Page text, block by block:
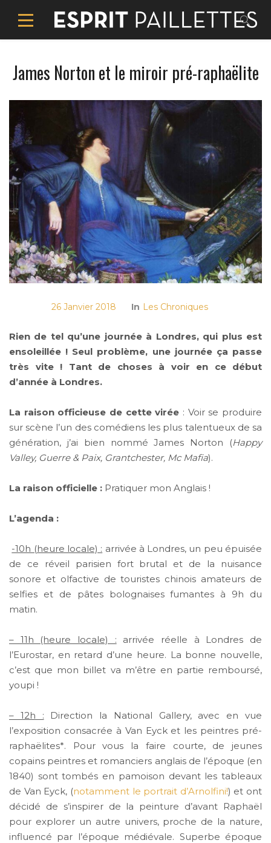
James Norton et le miroir pré-raphaëlite
26 Janvier 2018 In Les Chroniques
Rien de tel qu’une journée à Londres, qui plus est
ensoleillée ! Seul problème, une journée ça passe
très vite ! Tant de choses à voir en ce début
d’année à Londres.
La raison officieuse de cette virée : Voir se produire
sur scène l’un des comédiens les plus talentueux de sa
génération, j’ai bien nommé James Norton (Happy
Valley, Guerre & Paix, Grantchester, Mc Mafia).
La raison officielle : Pratiquer mon Anglais !
L’agenda :
-10h (heure locale) : arrivée à Londres, un peu épuisée
de ce réveil parisien fort brutal et de la nuisance
sonore et olfactive de touristes chinois amateurs de
selfies et de pâtes bolognaises fumantes à 9h du
matin.
– 11h (heure locale) : arrivée réelle à Londres de
l’Eurostar, en retard d’une heure. La bonne nouvelle,
c’est que mon billet va m’être en partie remboursé,
youpi !
– 12h : Direction la National Gallery, avec en vue
l’exposition consacrée à Van Eyck et les peintres pré-
raphaëlites*. Pour vous la faire courte, de jeunes
copains peintres et romanciers anglais de l’époque (en
1840) sont tombés en pamoison devant les tableaux
de Van Eyck, (notamment le portrait d’Arnolfini!) et ont
décidé de s’inspirer de la peinture d’avant Raphaël
pour explorer un autre univers, proche de la nature,
influencé par l’époque médiévale. Superbe époque